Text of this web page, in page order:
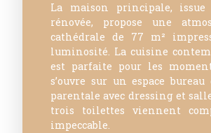
La maison principale,
rénovée, propose une
cathédrale de 77 m²
luminosité. La cuisine
est parfaite pour les
s’ouvre sur un espace
parentale avec dressing et
trois toilettes viennent
impeccable.